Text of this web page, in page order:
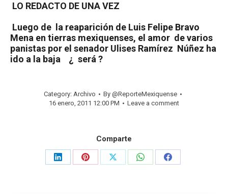
LO REDACTO DE UNA VEZ
Luego de
la reaparición de Luis Felipe Bravo
Mena en tierras mexiquenses, el amor de varios
panistas por el senador Ulises Ramírez Núñez ha
ido a la baja
¿ será ?
Category: Archivo By @ReporteMexiquense
16 enero, 2011 12:00 PM
Leave a comment
Comparte
Share
Share
Share
Share
Share